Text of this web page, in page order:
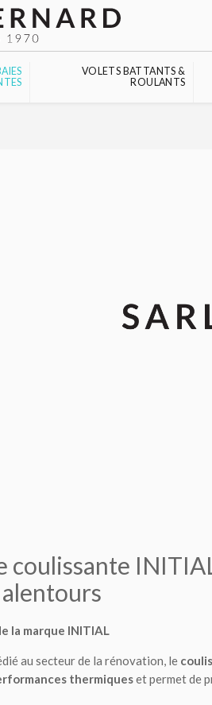
VOLETS BATTANTS &
ROULANTS
coulissante
la marque INITIAL
au secteur de la rénovation, le
thermiqueset permet de